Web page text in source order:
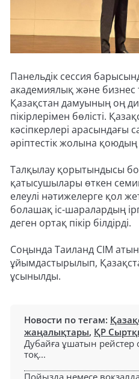
Панельдік сессия
академиялық және бизнес
Қазақстан дамуының оң
пікірлерімен бөлісті.
кәсіпкерлері арасындағы
әріптестік жолына
Талқылау қорытындысы
қатысушылары өткен
елеулі нәтижелерге қол
болашақ іс-шаралардың
деген ортақ пікір білдірді.
Соңында Таиланд СІМ
ұйымдастырылып,
ұсынылды.
Новости по тегам:
жаңалықтары, ҚР
Дубайға ұшатын рейстер
тоқ...
Пойызда немесе